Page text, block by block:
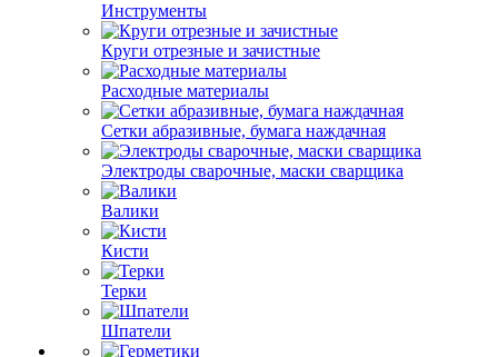
Инструменты
Круги отрезные и зачистные
Расходные материалы
Сетки абразивные, бумага наждачная
Электроды сварочные, маски сварщика
Валики
Кисти
Терки
Шпатели